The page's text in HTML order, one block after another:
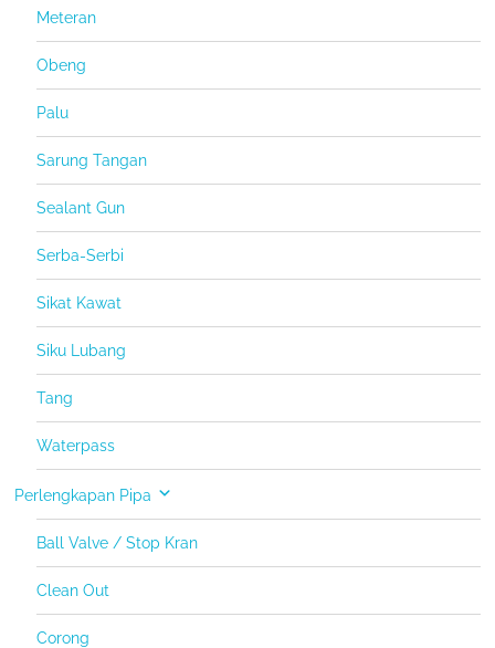
Meteran
Obeng
Palu
Sarung Tangan
Sealant Gun
Serba-Serbi
Sikat Kawat
Siku Lubang
Tang
Waterpass
Perlengkapan Pipa
Ball Valve / Stop Kran
Clean Out
Corong